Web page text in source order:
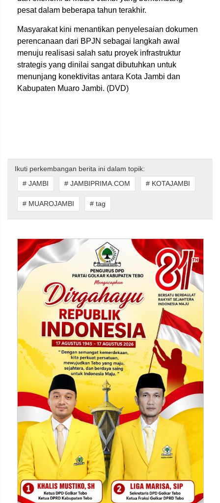
pesat dalam beberapa tahun terakhir.
Masyarakat kini menantikan penyelesaian dokumen
perencanaan dari BPJN sebagai langkah awal
menuju realisasi salah satu proyek infrastruktur
strategis yang dinilai sangat dibutuhkan untuk
menunjang konektivitas antara Kota Jambi dan
Kabupaten Muaro Jambi. (DVD)
Ikuti perkembangan berita ini dalam topik:
# JAMBI
# JAMBIPRIMA.COM # KOTAJAMBI
# MUAROJAMBI # tag